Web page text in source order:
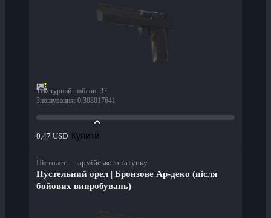
Текстурний шаблон: 37
Зношування: 0,308017641
0,47 USD Купити
Пістолет — армійського ґатунку
Пустельний орел | Бронзове Ар-деко (після
бойових випробувань)